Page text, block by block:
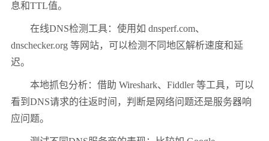
息和TTL值。
在线DNS检测工具：使用如 dnsperf.com、
dnschecker.org 等网站，可以检测不同地区解析速度和延
迟。
本地抓包分析：借助 Wireshark、Fiddler 等工具，可以
看到DNS请求的往返时间，判断是网络问题还是服务器响
应问题。